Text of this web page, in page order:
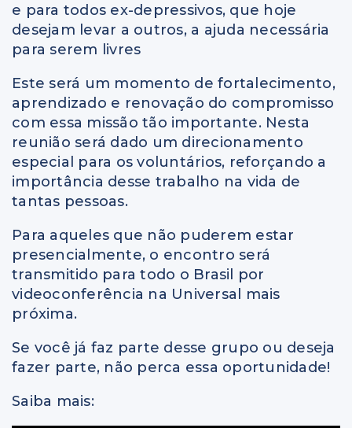
e para todos ex-depressivos, que hoje
desejam levar a outros, a ajuda necessária
para serem livres
Este será um momento de fortalecimento,
aprendizado e renovação do compromisso
com essa missão tão importante. Nesta
reunião será dado um direcionamento
especial para os voluntários, reforçando a
importância desse trabalho na vida de
tantas pessoas.
Para aqueles que não puderem estar
presencialmente, o encontro será
transmitido para todo o Brasil por
videoconferência na Universal mais
próxima.
Se você já faz parte desse grupo ou deseja
fazer parte, não perca essa oportunidade!
Saiba mais: